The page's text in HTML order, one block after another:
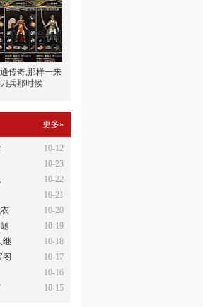
传奇,那样一来
兵那时候
更多»
10-12
10-23
10-22
10-21
10-20
10-19
10-18
继
10-17
阁
10-16
10-15